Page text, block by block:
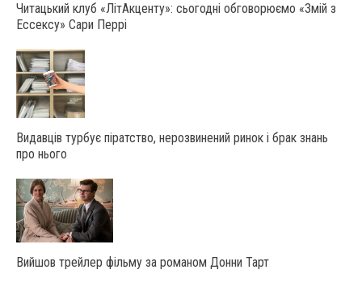
Читацький клуб «ЛітАкценту»: сьогодні обговорюємо «Змій з
Ессексу» Сари Перрі
Видавців турбує піратство, нерозвинений ринок і брак знань
про нього
Вийшов трейлер фільму за романом Донни Тарт